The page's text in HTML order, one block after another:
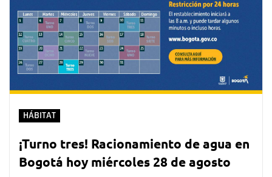
HÁBITAT
¡Turno tres! Racionamiento de agua en
Bogotá hoy miércoles 28 de agosto